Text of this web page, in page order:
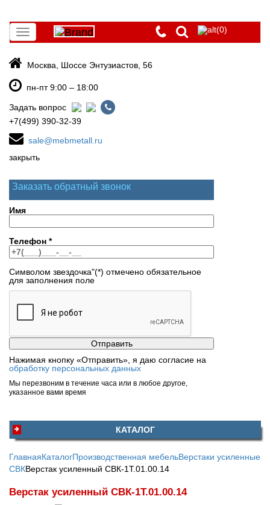
Toggle
navigation
(0)
Москва, Шоссе Энтузиастов, 56
пн-пт 9:00 – 18:00
Задать вопрос
+7(499) 390-32-39
sale@mebmetall.ru
закрыть
Заказать обратный звонок
Имя
Телефон *
Символом звездочка"(*) отмечено обязательное
для заполнения поле
Нажимая кнопку «Отправить», я даю согласие на
обработку персональных данных
Мы перезвоним в течение часа или в любое другое,
указанное вами время
КАТАЛОГ
ГлавнаяКаталогПроизводственная мебельВерстаки усиленные
СВКВерстак усиленный СВК-1Т.01.00.14
Верстак усиленный СВК-1Т.01.00.14